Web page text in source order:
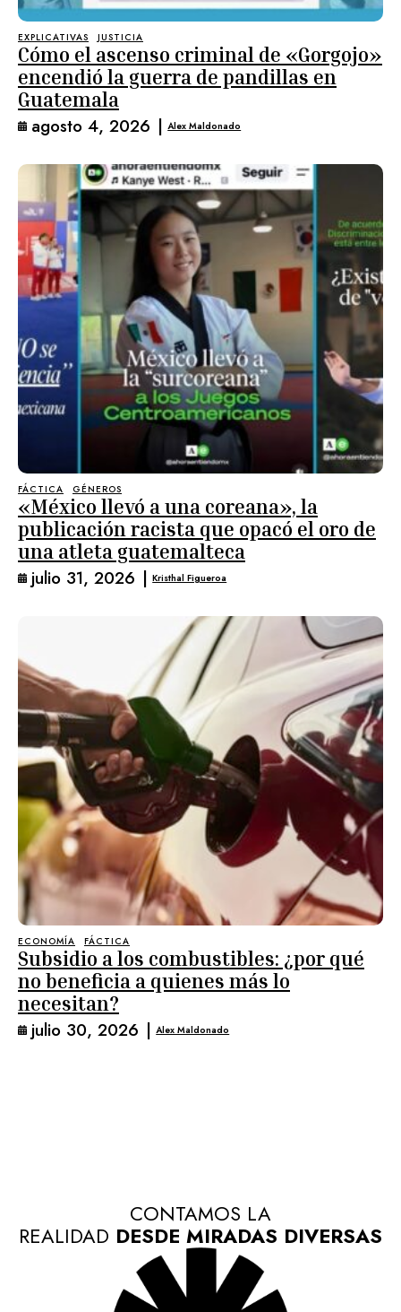
EXPLICATIVAS JUSTICIA
Cómo el ascenso criminal de «Gorgojo»
encendió la guerra de pandillas en
Guatemala
agosto 4, 2026 | Alex Maldonado
FÁCTICA GÉNEROS
«México llevó a una coreana», la
publicación racista que opacó el oro de
una atleta guatemalteca
julio 31, 2026 | Kristhal Figueroa
ECONOMÍA FÁCTICA
Subsidio a los combustibles: ¿por qué
no beneficia a quienes más lo
necesitan?
julio 30, 2026 | Alex Maldonado
CONTAMOS LA
REALIDAD DESDE MIRADAS DIVERSAS